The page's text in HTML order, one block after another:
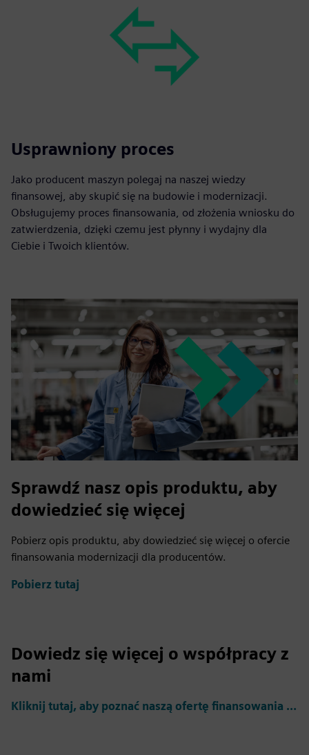
Usprawniony proces
Jako producent maszyn polegaj na naszej wiedzy
finansowej, aby skupić się na budowie i modernizacji.
Obsługujemy proces finansowania, od złożenia wniosku do
zatwierdzenia, dzięki czemu jest płynny i wydajny dla
Ciebie i Twoich klientów.
Sprawdź nasz opis produktu, aby
dowiedzieć się więcej
Pobierz opis produktu, aby dowiedzieć się więcej o ofercie
finansowania modernizacji dla producentów.
Pobierz tutaj
Dowiedz się więcej o współpracy z
nami
Kliknij tutaj, aby poznać naszą ofertę finansowania dostawców